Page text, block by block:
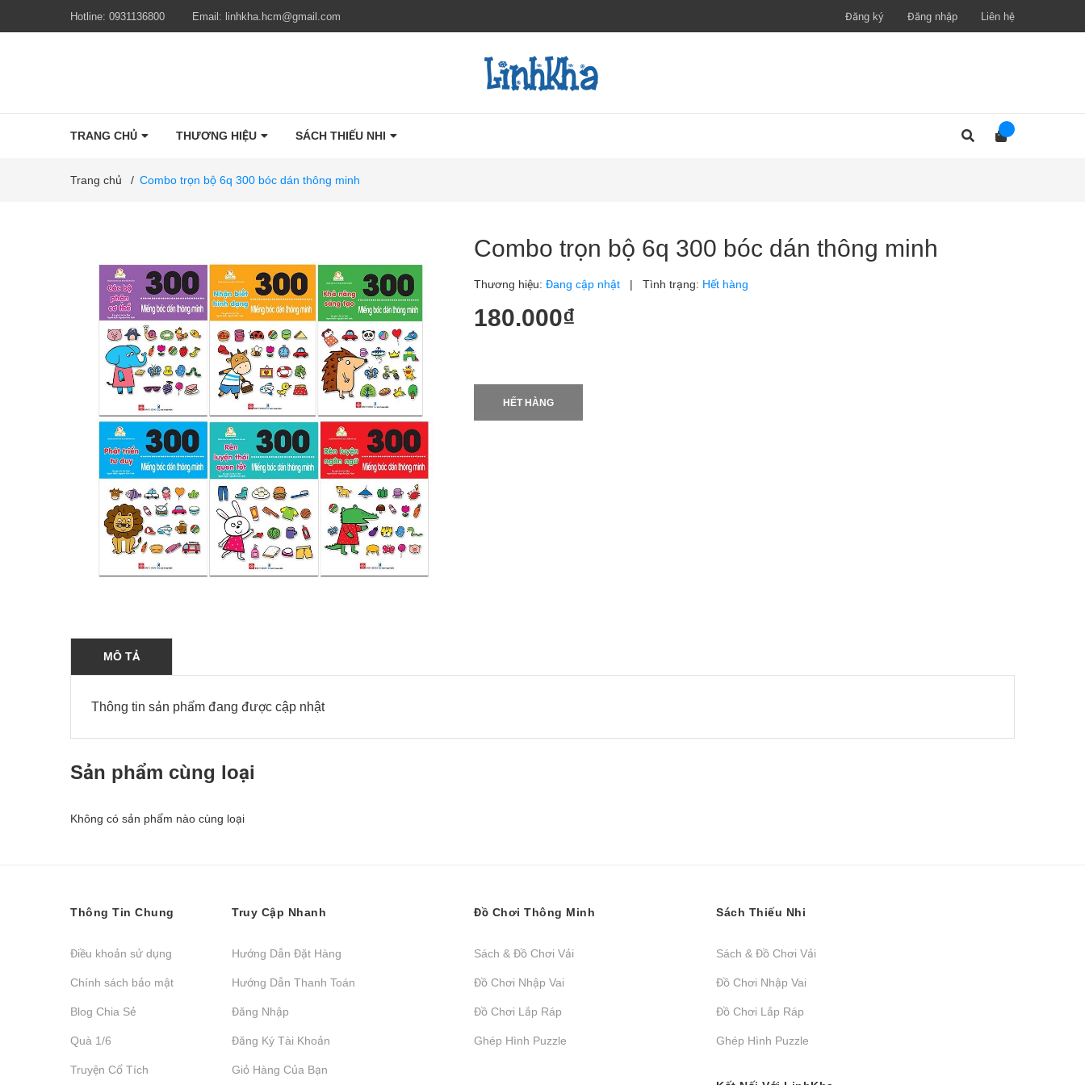
Hotline: 0931136800 Email: linhkha.hcm@gmail.com Đăng ký Đăng nhập Liên hệ
TRANG CHỦ THƯƠNG HIỆU SÁCH THIẾU NHI
Trang chủ / Combo trọn bộ 6q 300 bóc dán thông minh
Combo trọn bộ 6q 300 bóc dán thông minh
Thương hiệu: Đang cập nhật | Tình trạng: Hết hàng
180.000₫
HẾT HÀNG
MÔ TẢ
Thông tin sản phẩm đang được cập nhật
Sản phẩm cùng loại
Không có sản phẩm nào cùng loại
Thông Tin Chung
Điều khoản sử dụng
Chính sách bảo mật
Blog Chia Sẻ
Quà 1/6
Truyện Cổ Tích
Truy Cập Nhanh
Hướng Dẫn Đặt Hàng
Hướng Dẫn Thanh Toán
Đăng Nhập
Đăng Ký Tài Khoản
Giỏ Hàng Của Bạn
Đồ Chơi Thông Minh
Sách & Đồ Chơi Vải
Đồ Chơi Nhập Vai
Đồ Chơi Lắp Ráp
Ghép Hình Puzzle
Sách Thiếu Nhi
Sách & Đồ Chơi Vải
Đồ Chơi Nhập Vai
Đồ Chơi Lắp Ráp
Ghép Hình Puzzle